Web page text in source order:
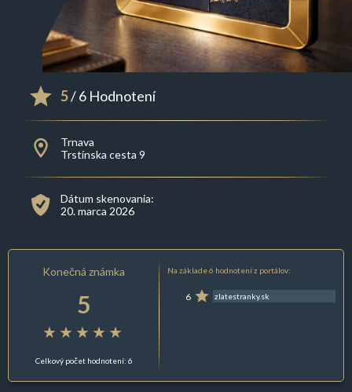
5/ 6 Hodnotení
Trnava
Trstínska cesta 9
Dátum skenovania:
20. marca 2026
Konečná známka
5
Celkový počet hodnotení: 6
Na základe 6 hodnotení z portálov:
6 zlatestranky.sk